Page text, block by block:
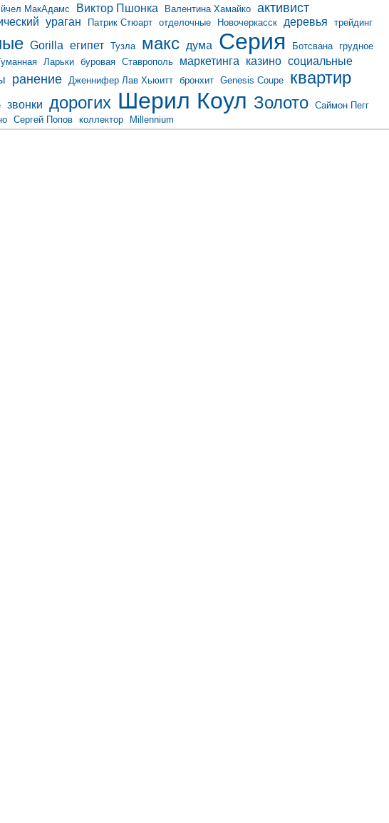
МакАдамс Виктор Пшонка Валентина Хамайко активист
ураган Патрик Стюарт отделочные Новочеркасск деревья трейдинг
Gorilla египет Тузла макс дума Серия Ботсвана грудное
Ларьки буровая Ставрополь маркетинга казино социальные
ранение Дженнифер Лав Хьюитт бронхит Genesis Coupe квартир
звонки дорогих Шерил Коул Золото Саймон Пегг
Сергей Попов коллектор Millennium